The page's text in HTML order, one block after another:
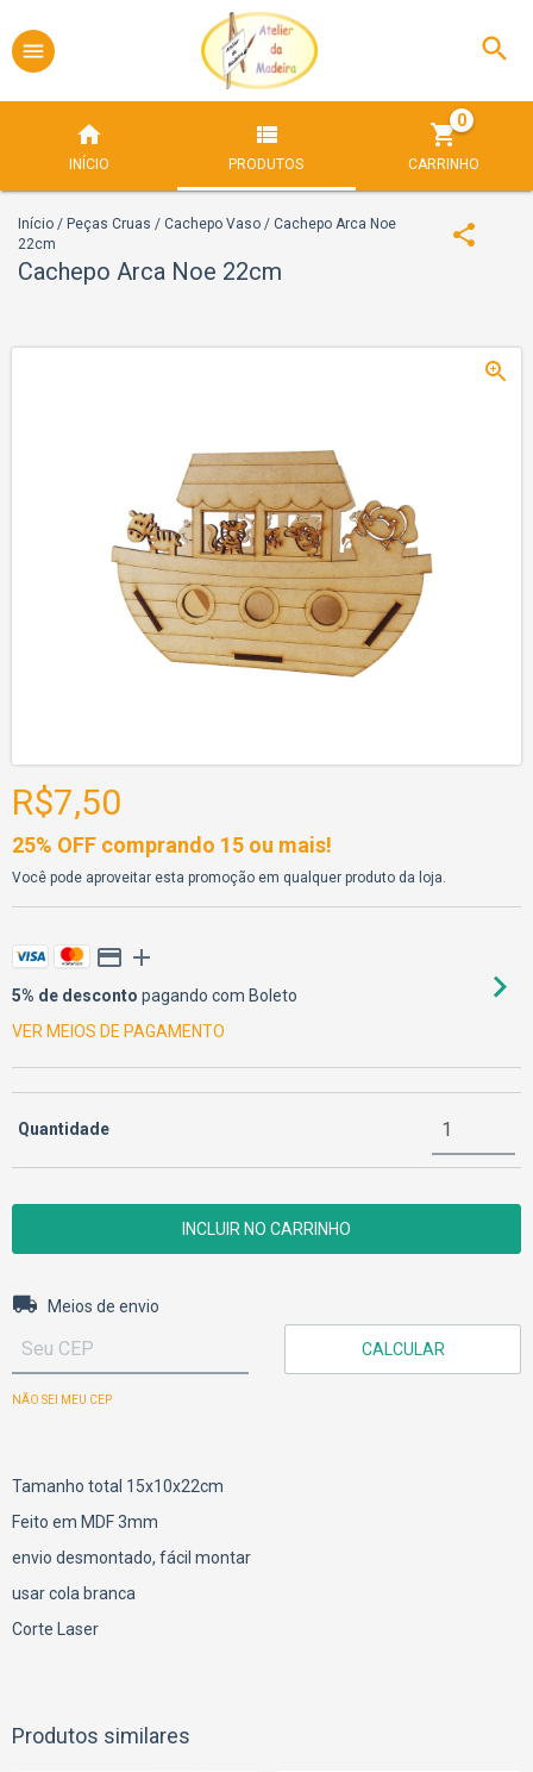
INÍCIO PRODUTOS CARRINHO
0
Início / Peças Cruas / Cachepo Vaso / Cachepo Arca Noe
22cm
Cachepo Arca Noe 22cm
R$7,50
25% OFF comprando 15 ou mais!
Você pode aproveitar esta promoção em qualquer produto da loja.
5% de desconto pagando com Boleto
VER MEIOS DE PAGAMENTO
Quantidade
Entregas para o CEP:
Meios de envio
CALCULAR
NÃO SEI MEU CEP
Tamanho total 15x10x22cm
Feito em MDF 3mm
envio desmontado, fácil montar
usar cola branca
Corte Laser
Produtos similares